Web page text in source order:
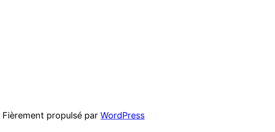
Fièrement propulsé parWordPress